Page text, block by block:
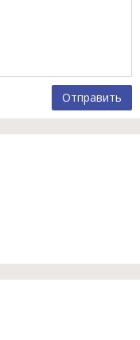
Отправить